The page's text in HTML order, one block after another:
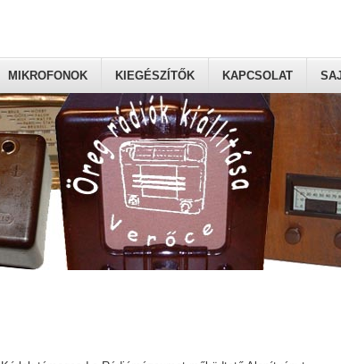
MIKROFONOK KIEGÉSZÍTŐK KAPCSOLAT